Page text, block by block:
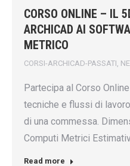
CORSO ONLINE – IL
ARCHICAD AI
METRICO
CORSI-ARCHICAD-PASSATI
Partecipa al Corso
tecniche e flussi di
di una commessa.
Computi Metrici
Read more